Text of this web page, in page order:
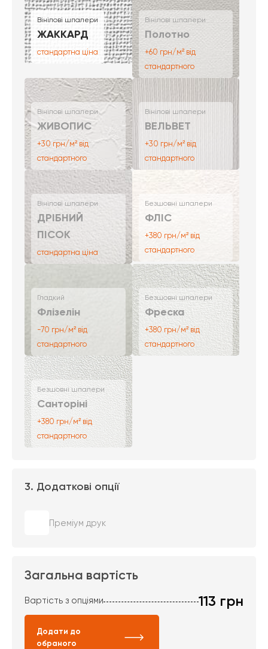
Вінілові шпалери
ЖАККАРД
стандартна ціна
Вінілові шпалери
Полотно
+60 грн/м² від
стандартного
Вінілові шпалери
ЖИВОПИС
+30 грн/м² від
стандартного
Вінілові шпалери
ВЕЛЬВЕТ
+30 грн/м² від
стандартного
Вінілові шпалери
ДРІБНИЙ
ПІСОК
стандартна ціна
Безшовні шпалери
ФЛІС
+380 грн/м² від
стандартного
Гладкий
Флізелін
-70 грн/м² від
стандартного
Безшовні шпалери
Фреска
+380 грн/м² від
стандартного
Безшовні шпалери
Санторіні
+380 грн/м² від
стандартного
3. Додаткові опції
Преміум друк
Загальна вартість
Вартість з опціями 113 грн
Додати до
обраного